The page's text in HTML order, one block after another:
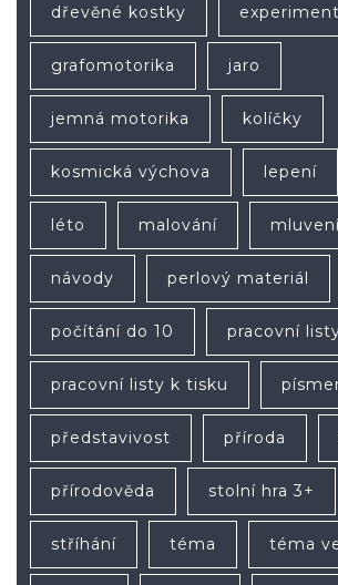
dřevěné kostky experiment
grafomotorika jaro
jemná motorika kolíčky
kosmická výchova lepení
léto malování
návody perlový materiál
počítání do 10 pracovní
pracovní listy k tisku
představivost příroda
přírodověda stolní hra 3+
stříhání téma téma